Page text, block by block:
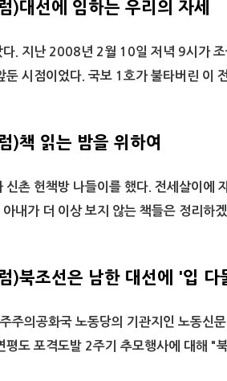
)대선에 임하는 우리의 자세
다. 지난 2008년 2월 10일 저녁 9시가
둔 시점이었다. 국보 1호가 불타버린 이
)책 읽는 밤을 위하여
신촌 헌책방 나들이를 했다. 전세살이에
아내가 더 이상 보지 않는 책들은 정리하
)북조선은 남한 대선에 '입 다
주의공화국 노동당의 기관지인 노동신
평도 포격도발 2주기 추모행사에 대해 "